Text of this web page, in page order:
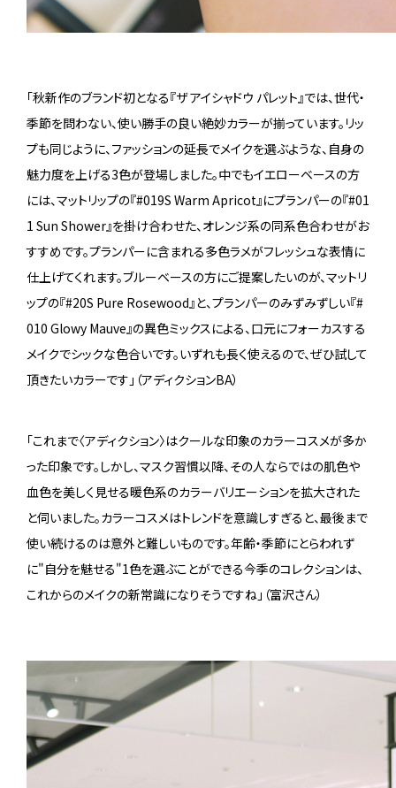
「秋新作のブランド初となる『ザ アイシャドウ パレット』では、世代・
季節を問わない、使い勝手の良い絶妙カラーが揃っています。リッ
プも同じように、ファッションの延長でメイクを選ぶような、自身の
魅力度を上げる3色が登場しました。中でもイエローベースの方
には、マットリップの『#019S Warm Apricot』にプランパーの『#01
1 Sun Shower』を掛け合わせた、オレンジ系の同系色合わせがお
すすめです。プランパーに含まれる多色ラメがフレッシュな表情に
仕上げてくれます。ブルーベースの方にご提案したいのが、マットリ
ップの『#20S Pure Rosewood』と、プランパーのみずみずしい『#
010 Glowy Mauve』の異色ミックスによる、口元にフォーカスする
メイクでシックな色合いです。いずれも長く使えるので、ぜひ試して
頂きたいカラーです」（アディクションBA）
「これまで〈アディクション〉はクールな印象のカラーコスメが多か
った印象です。しかし、マスク習慣以降、その人ならではの肌色や
血色を美しく見せる暖色系のカラーバリエーションを拡大された
と伺いました。カラーコスメはトレンドを意識しすぎると、最後まで
使い続けるのは意外と難しいものです。年齢・季節にとらわれず
に"自分を魅せる"1色を選ぶことができる今季のコレクションは、
これからのメイクの新常識になりそうですね」（富沢さん）